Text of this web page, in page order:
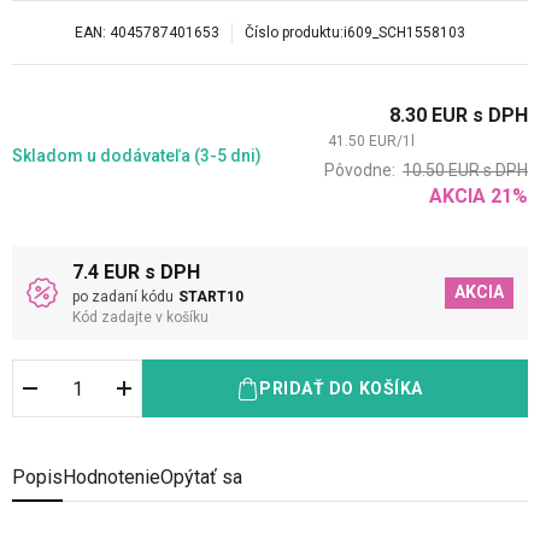
EAN: 4045787401653 Číslo produktu:i609_SCH1558103
Skladom u dodávateľa (3-5 dni)
8.30 EUR s DPH
41.50 EUR/1
Pôvodne: 10.50EURs DPH
AKCIA 21 %
7.4 EUR s DPH
po zadaní kódu START10
Kód zadajte v košíku
AKCIA
PRIDAŤ DO KOŠÍKA
Popis HodnotenieOpýtať sa